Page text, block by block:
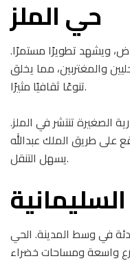
حي الملز
ويشهد تطويرًا مستمرًا.
والمغتربين، مما يخلق
تنوعًا ثقافيًا مثيرًا.
الصغيرة تنتشر في الملز.
على طريق الملك عبدالله
يسهل التنقل.
في وسط المدينة. الحي